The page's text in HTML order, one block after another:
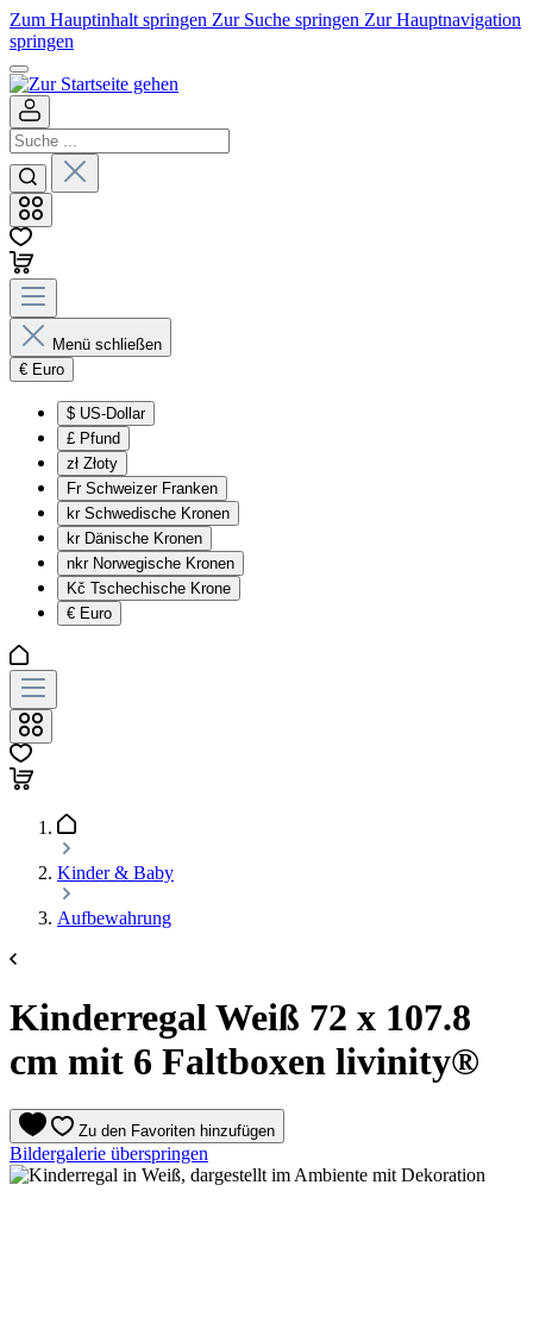
Zum Hauptinhalt springen Zur Suche springen Zur Hauptnavigation
springen
Menü schließen
€ Euro
$ US-Dollar
£ Pfund
zł Złoty
Fr Schweizer Franken
kr Schwedische Kronen
kr Dänische Kronen
nkr Norwegische Kronen
Kč Tschechische Krone
€ Euro
Kinder & Baby
Aufbewahrung
Kinderregal Weiß 72 x 107.8
cm mit 6 Faltboxen livinity®
Zu den Favoriten hinzufügen
Bildergalerie überspringen